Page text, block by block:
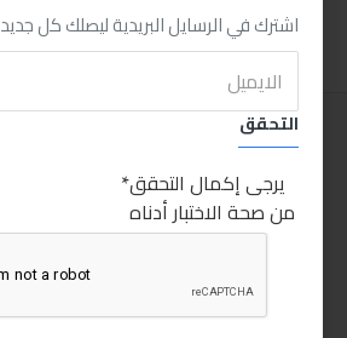
اشترك في الرسايل البريدية ليصلك كل جديد
التحقق
يرجى إكمال التحقق
من صحة الاختبار أدناه